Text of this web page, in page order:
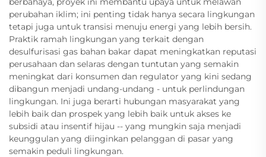
perubahan iklim; ini penting tidak hanya secara lingkungan
tetapi juga untuk transisi menuju energi yang lebih bersih.
Praktik ramah lingkungan yang terkait dengan
desulfurisasi gas bahan bakar dapat meningkatkan reputasi
perusahaan dan selaras dengan tuntutan yang semakin
meningkat dari konsumen dan regulator yang kini sedang
dibangun menjadi undang-undang - untuk perlindungan
lingkungan. Ini juga berarti hubungan masyarakat yang
lebih baik dan prospek yang lebih baik untuk akses ke
subsidi atau insentif hijau -- yang mungkin saja menjadi
keunggulan yang diinginkan pelanggan di pasar yang
semakin peduli lingkungan.